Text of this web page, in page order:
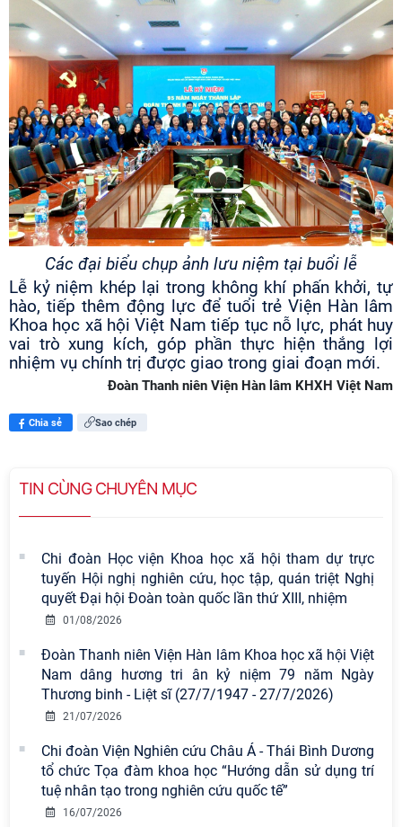
Các đại biểu chụp ảnh lưu niệm tại buổi lễ
Lễ kỷ niệm khép lại trong không khí phấn khởi, tự
hào, tiếp thêm động lực để tuổi trẻ Viện Hàn lâm
Khoa học xã hội Việt Nam tiếp tục nỗ lực, phát huy
vai trò xung kích, góp phần thực hiện thắng lợi
nhiệm vụ chính trị được giao trong giai đoạn mới.
Đoàn Thanh niên Viện Hàn lâm KHXH Việt Nam
Chia sẻ Sao chép
TIN CÙNG CHUYÊN MỤC
Chi đoàn Học viện Khoa học xã hội tham dự trực
tuyến Hội nghị nghiên cứu, học tập, quán triệt Nghị
quyết Đại hội Đoàn toàn quốc lần thứ XIII, nhiệm
01/08/2026
Đoàn Thanh niên Viện Hàn lâm Khoa học xã hội Việt
Nam dâng hương tri ân kỷ niệm 79 năm Ngày
Thương binh - Liệt sĩ (27/7/1947 - 27/7/2026)
21/07/2026
Chi đoàn Viện Nghiên cứu Châu Á - Thái Bình Dương
tổ chức Tọa đàm khoa học “Hướng dẫn sử dụng trí
tuệ nhân tạo trong nghiên cứu quốc tế”
16/07/2026
Viện Hàn lâm Khoa học xã hội Việt
Nam có 02 tác phẩm đạt giải khuyến